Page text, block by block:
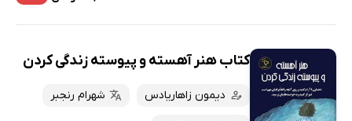
کتاب هنر آهسته و پیوسته زندگی کردن
دیمون زاهاریادس شهرام رنجبر